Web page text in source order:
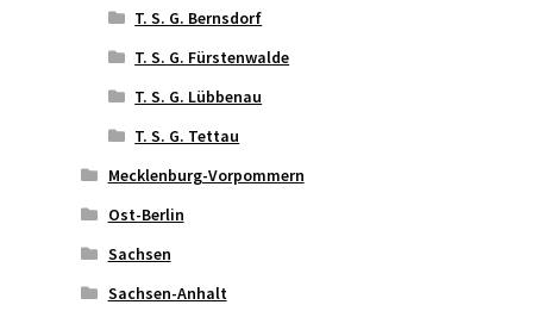
T. S. G. Bernsdorf
T. S. G. Fürstenwalde
T. S. G. Lübbenau
T. S. G. Tettau
Mecklenburg-Vorpommern
Ost-Berlin
Sachsen
Sachsen-Anhalt